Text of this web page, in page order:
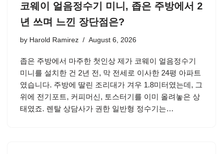
코웨이 얼음정수기 미니, 좁은 주방에서 2
년 쓰며 느낀 장단점은?
by Harold Ramirez August 6, 2026
좁은 주방에서 마주한 첫인상 제가 코웨이 얼음정수기
미니를 설치한 건 2년 전, 막 전세로 이사한 24평 아파트
였습니다. 주방에 딸린 조리대가 겨우 1.8미터였는데, 그
위에 전기포트, 커피머신, 토스터기를 이미 올려놓은 상
태였죠. 렌탈 상담사가 권한 일반형 정수기는…